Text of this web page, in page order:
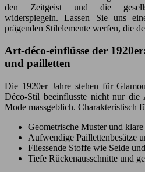
den Zeitgeist und die
widerspiegeln. Lassen Sie uns
prägenden Stilelemente werfen, die
Art-déco-einflüsse der
und pailletten
Die 1920er Jahre stehen für
Déco-Stil beeinflusste nicht nur die
Mode massgeblich. Charakteristisch
Geometrische Muster und
Aufwendige Paillettenbesätze
Fliessende Stoffe wie Seide
Tiefe Rückenausschnitte und